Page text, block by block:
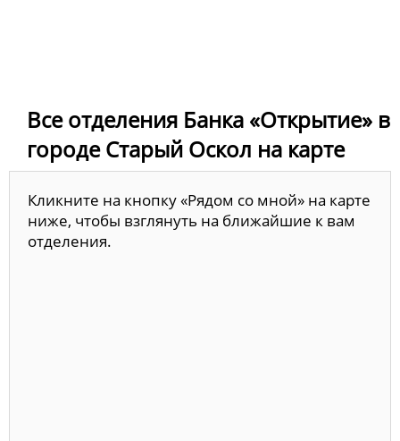
Все отделения Банка «Открытие» в
городе Старый Оскол на карте
Кликните на кнопку «Рядом со мной» на карте
ниже, чтобы взглянуть на ближайшие к вам
отделения.